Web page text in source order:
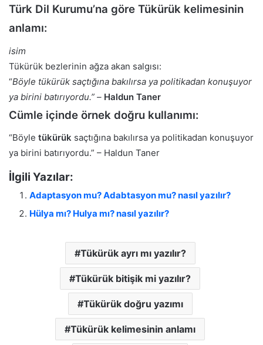
Türk Dil Kurumu’na göre Tükürük kelimesinin
anlamı:
isim
Tükürük bezlerinin ağza akan salgısı:
“Böyle tükürük saçtığına bakılırsa ya politikadan konuşuyor
ya birini batırıyordu.” – Haldun Taner
Cümle içinde örnek doğru kullanımı:
“Böyle tükürük saçtığına bakılırsa ya politikadan konuşuyor
ya birini batırıyordu.” – Haldun Taner
İlgili Yazılar:
Adaptasyon mu? Adabtasyon mu? nasıl yazılır?
Hülya mı? Hulya mı? nasıl yazılır?
Tükürük ayrı mı yazılır?
Tükürük bitişik mi yazılır?
Tükürük doğru yazımı
Tükürük kelimesinin anlamı